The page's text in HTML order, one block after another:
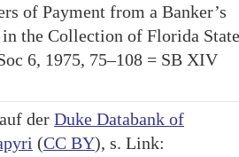
of Payment from a Banker’s
the Collection of Florida State
6, 1975, 75–108 = SB XIV
der Duke Databank of
(CC BY), s. Link: